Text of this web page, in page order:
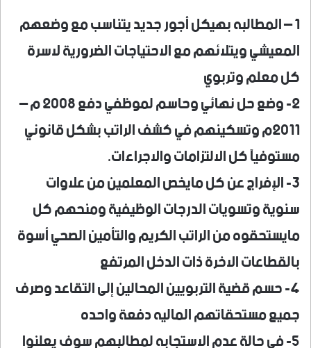
1 – المطالبه بهيكل أجور جديد يتناسب مع وضعهم
المعيشي ويتلائهم مع الاحتياجات الضرورية لاسرة
كل معلم وتربوي
2- وضع حل نهائي وحاسم لموظفي دفع 2008 م –
2011م وتسكينهم في كشف الراتب بشكل قانوني
مستوفيآ كل الالتزامات والاجراءات.
3- الإفراج عن كل مايخص المعلمين من علاوات
سنوية وتسويات الدرجات الوظيفية ومنحهم كل
مايستحقوه من الراتب الكريم والتأمين الصحي أسوة
بالقطاعات الاخرة ذات الدخل المرتفع
4- حسم قضية التربويين المحالين إلى التقاعد وصرف
جميع مستحقاتهم الماليه دفعة واحده